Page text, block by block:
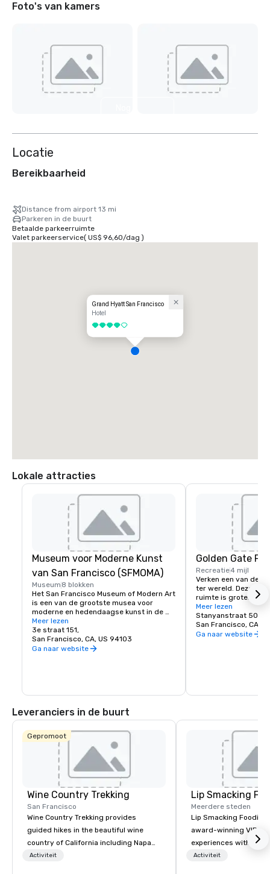
Foto's van kamers
Locatie
Bereikbaarheid
Distance from airport 13 mi
Parkeren in de buurt
Betaalde parkeerruimte
Valet parkeerservice( US$ 96,60/dag )
Grand Hyatt San Francisco
Hotel
4 van 5
Lokale attracties
Museum voor Moderne Kunst
van San Francisco (SFMOMA)
Museum 8 blokken
Het San Francisco Museum of Modern Art
is een van de grootste musea voor
moderne en hedendaagse kunst in de
Verenigde Staten en een bloeiend
cultureel centrum voor de Bay Area. Het
omvat zeven verdiepingen en heeft een
café en een boekwinkel op het terrein. De
vinden het hele jaar door plaats.
Meer lezen
3e straat 151,
San Francisco, CA, US 94103
Ga naar website
Golden Gate
Recreatie4 mijl
Verken een van de
ter wereld. Deze 150
ruimte is groter dan
York City, en omdat
afgesloten is voor
veilige plek om al
te ontdekken, zoals
Meer lezen
Stanyanstraat 501
San Francisco, CA,
Ga naar website
Leveranciers in de buurt
Gepromoot
Wine Country Trekking
San Francisco
Wine Country Trekking provides
guided hikes in the beautiful wine
country of California including Napa
and Sonoma Valleys. These
Activiteit
Lip Smacking
Meerdere steden
Lip Smacking Foodie
award-winning VIP
experiences with
restaurants
Activiteit